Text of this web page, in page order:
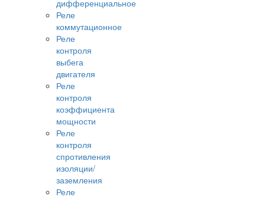
дифференциальное
Реле
коммутационное
Реле
контроля
выбега
двигателя
Реле
контроля
коэффициента
мощности
Реле
контроля
спротивления
изоляции/
заземления
Реле